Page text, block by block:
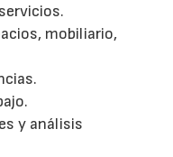
mobiliario,
y análisis